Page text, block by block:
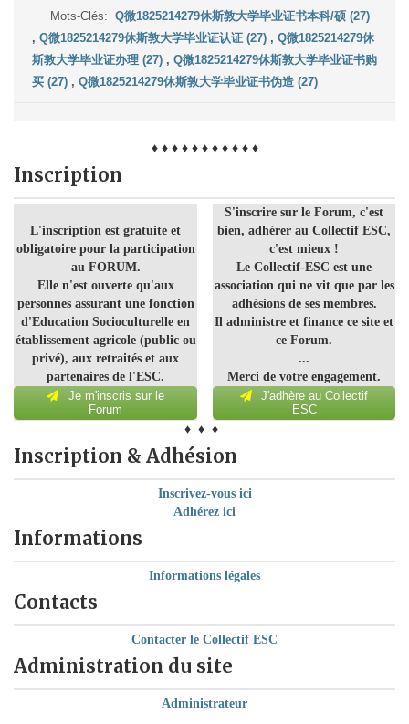
Mots-Clés:Q微1825214279休斯敦大学毕业证书本科/硕 (27)
, Q微1825214279休斯敦大学毕业证认证 (27) , Q微1825214279休
斯敦大学毕业证办理 (27) , Q微1825214279休斯敦大学毕业证书购
买 (27) , Q微1825214279休斯敦大学毕业证书伪造 (27)
♦ ♦ ♦ ♦ ♦ ♦ ♦ ♦ ♦ ♦ ♦
Inscription
L'inscription est gratuite et
obligatoire pour la participation
au FORUM.
Elle n'est ouverte qu'aux
personnes assurant une fonction
d'Education Socioculturelle en
établissement agricole (public ou
privé), aux retraités et aux
partenaires de l'ESC.
Je m'inscris sur le
Forum
S'inscrire sur le Forum, c'est
bien, adhérer au Collectif ESC,
c'est mieux !
Le Collectif-ESC est une
association qui ne vit que par les
adhésions de ses membres.
Il administre et finance ce site et
ce Forum.
...
Merci de votre engagement.
J'adhère au Collectif
ESC
♦ ♦ ♦
Inscription & Adhésion
Inscrivez-vous ici
Adhérez ici
Informations
Informations légales
Contacts
Contacter le Collectif ESC
Administration du site
Administrateur